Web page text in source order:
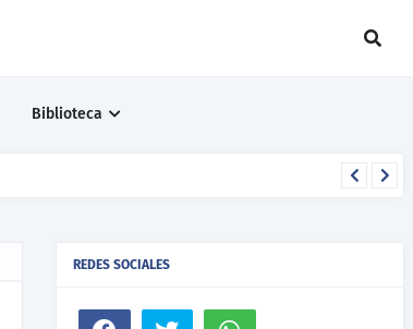
Biblioteca
REDES SOCIALES